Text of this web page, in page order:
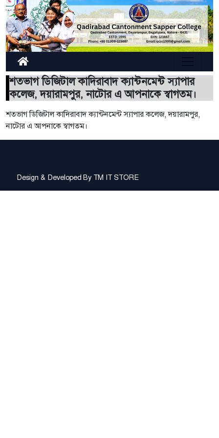
শতভাগ ডিজিটাল কাদিরাবাদ ক্যান্টনমেন্ট স্যাপার
কলেজ, দয়ারামপুর, নাটোর এ আপনাকে স্বাগতম।
শতভাগ ডিজিটাল কাদিরাবাদ ক্যান্টনমেন্ট স্যাপার কলেজ, দয়ারামপুর,
নাটোর এ আপনাকে স্বাগতম।
Design & Developed By TM IT STORE